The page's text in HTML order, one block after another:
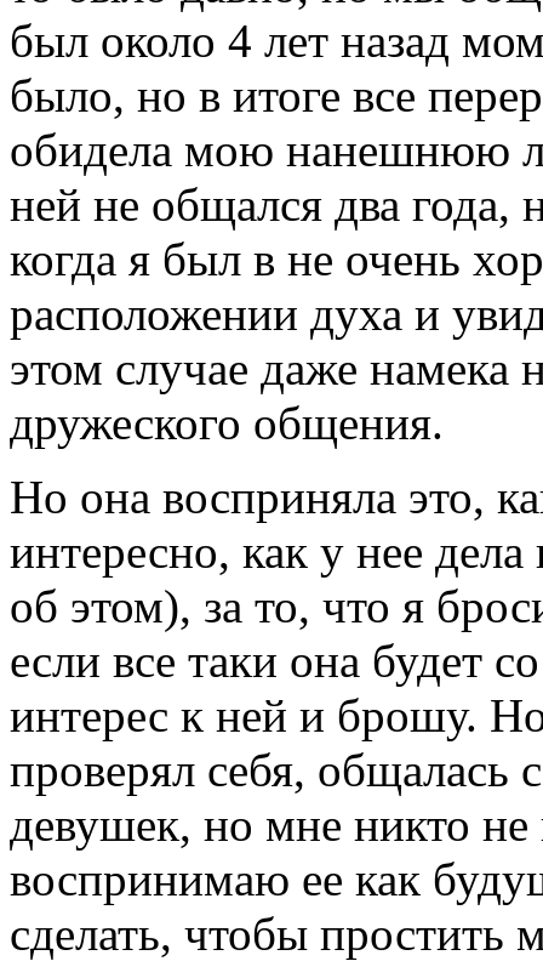
был около 4 лет назад
было, но в итоге все
обидела мою нанешнюю
ней не общался два года,
когда я был в не очень
расположении духа и
этом случае даже намека
дружеского общения.
Но она восприняла это,
интересно, как у нее
об этом), за то, что я
если все таки она будет
интерес к ней и брошу.
проверял себя, общалась
девушек, но мне никто
воспринимаю ее как
сделать, чтобы простить